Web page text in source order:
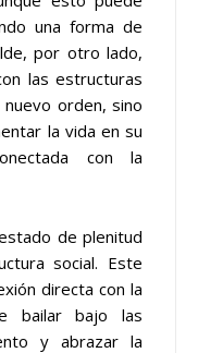
una forma de
por otro lado,
las estructuras
orden, sino
la vida en su
con la
de plenitud
social. Este
directa con la
bailar bajo las
y abrazar la